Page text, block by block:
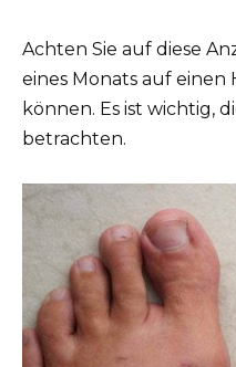
Achten Sie auf diese
eines Monats auf
können. Es ist wichtig,
betrachten.